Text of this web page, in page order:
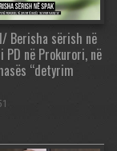
Berisha sërish në
PD në Prokurori, në
“detyrim